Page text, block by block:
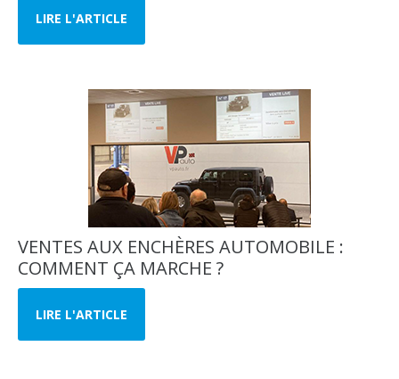
LIRE L'ARTICLE
VENTES AUX ENCHÈRES AUTOMOBILE :
COMMENT ÇA MARCHE ?
LIRE L'ARTICLE